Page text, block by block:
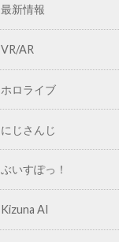
最新情報
VR/AR
ホロライブ
にじさんじ
ぶいすぽっ！
Kizuna AI